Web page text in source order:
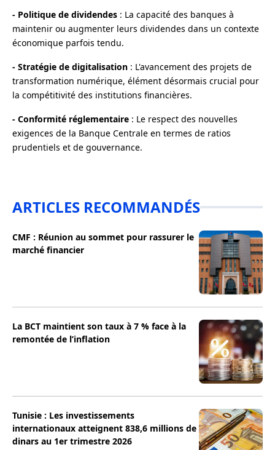
- Politique de dividendes : La capacité des banques à
maintenir ou augmenter leurs dividendes dans un contexte
économique parfois tendu.
- Stratégie de digitalisation : L'avancement des projets de
transformation numérique, élément désormais crucial pour
la compétitivité des institutions financières.
- Conformité réglementaire : Le respect des nouvelles
exigences de la Banque Centrale en termes de ratios
prudentiels et de gouvernance.
ARTICLES RECOMMANDÉS
CMF : Réunion au sommet pour rassurer le
marché financier
La BCT maintient son taux à 7 % face à la
remontée de l’inflation
Tunisie : Les investissements
internationaux atteignent 838,6 millions de
dinars au 1er trimestre 2026